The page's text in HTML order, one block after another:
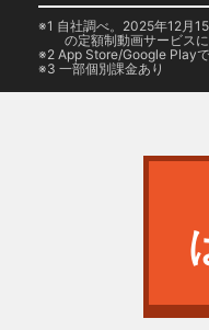
1 自社調べ。2025年12月
の定額制動画サービス
2 App Store/Google Play
3 一部個別課金あり